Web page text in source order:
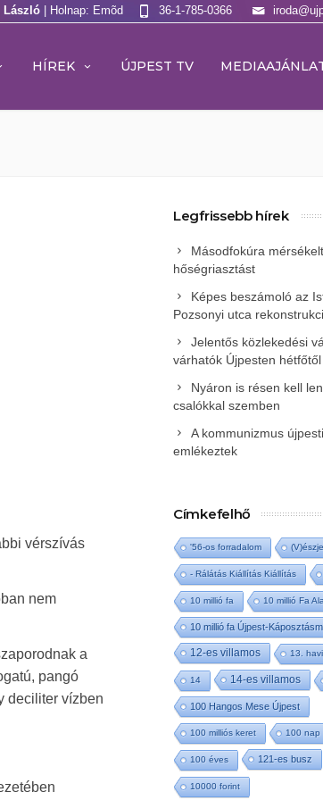
László | Holnap: Emõd 36-1-785-0366
HÍREK ÚJPEST TV
vérszívás
nem
a
pangó
deciliter vízben
Legfrissebb hírek
Másodfokúra
hőségriasztást
Képes beszámoló az
Pozsonyi utca
Jelentős közlekedési
várhatók Újpesten hétfőtől
Nyáron is résen kell
csalókkal szemben
A kommunizmus
emlékeztek
Címkefelhő
'56-os forradalom
- Rálátás Kiállítás Kiállítás
10 millió fa 10 millió Fa
10 millió fa Újpest-
12-es villamos 13.
14 14-es villamos
100 Hangos Mese Újpest
100 milliós keret 100 nap
100 éves 121-es busz
10000 forint